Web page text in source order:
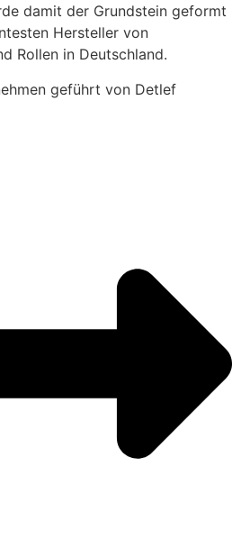
damit der Grundstein geformt
Hersteller von
Rollen in Deutschland.
geführt von Detlef